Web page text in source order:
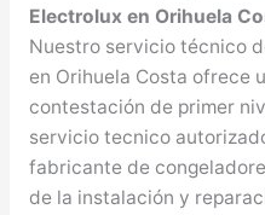
Electrolux en Orihuela
Nuestro servicio técnico
en Orihuela Costa ofrece
contestación de primer
servicio tecnico
fabricante de
de la instalación y